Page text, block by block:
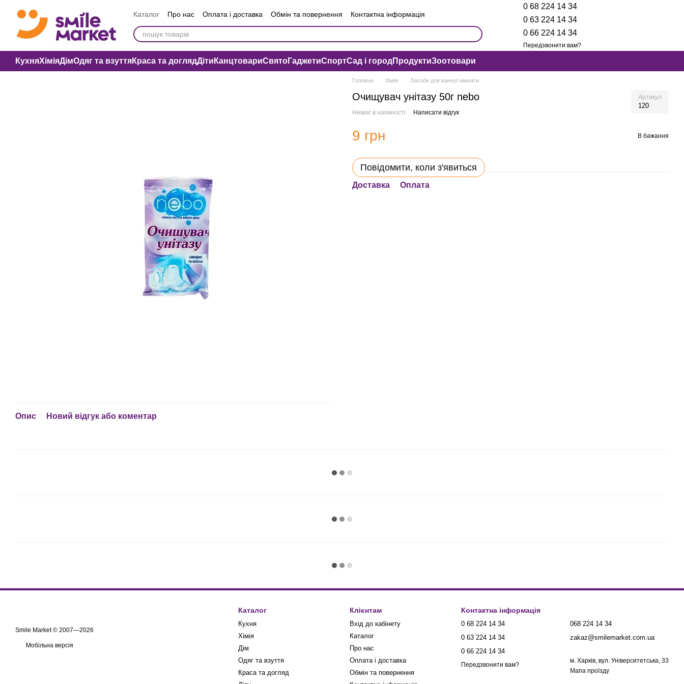
Каталог Про нас Оплата і доставка Обмін та повернення
Контактна інформація
Вакансії компанії
Публічна оферта Угода користувача
0 68 224 14 34
0 63 224 14 34
0 66 224 14 34
Передзвонити вам?
КухняХіміяДімОдяг та взуттяКраса та доглядДіти КанцтовариСвятоГаджетиСпортСад і городПродуктиЗоотовари
Опис Новий відгук або коментар
Головна Хімія Засоби для ванної кімнати
Очищувач унітазу 50г nebo Артикул
120
Немає в наявності Написати відгук
9 грн В бажання
Повідомити, коли з'явиться
Доставка Оплата
Smile Market © 2007—2026
Мобільна версія
Каталог
Кухня
Хімія
Дім
Одяг та взуття
Краса та догляд
Клієнтам
Вхід до кабінету
Каталог
Про нас
Оплата і доставка
Обмін та повернення
Контактна інформація
0 68 224 14 34
0 63 224 14 34
0 66 224 14 34
Передзвонити вам?
068 224 14 34
zakaz@smilemarket.com.ua
м. Харків, вул. Університетська, 33
Мапа проїзду